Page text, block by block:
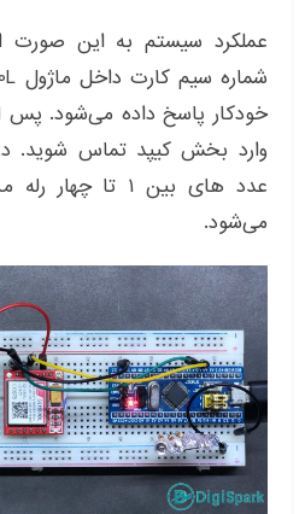
عملکرد سیستم به این
خودکار پاسخ داده می‌شود. پس
وارد بخش کیپد تماس شوید.
عدد های بین ۱
می‌شود.